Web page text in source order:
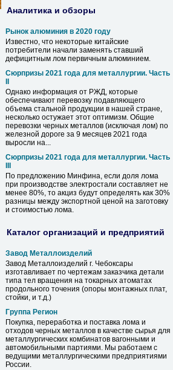
Аналитика и обзоры
Рынок алюминия в 2020 году
Известно, что некоторые китайские
потребители начали заменять ставший
дефицитным лом первичным алюминием.
Сюрпризы 2021 года для металлургии. Часть
Однако информация от РЖД, которые
обеспечивают перевозку подавляющего
объема стальной продукции в нашей стране,
несколько остужает этот оптимизм. Общие
перевозки черных металлов (исключая лом) по
железной дороге за 9 месяцев 2021 года
выросли на...
Сюрпризы 2021 года для металлургии. Часть
По предложению Минфина, если доля лома
при производстве электростали составляет не
менее 80%, то акциз будут определять как 30%
разницы между экспортной ценой на заготовку
и стоимостью лома.
Каталог организаций и предприятий
Завод Металлоизделий
Завод Металлоизделий г. Чебоксары
изготавливает по чертежам заказчика детали
типа тел вращения на токарных атоматах
продольного точения (опоры монтажных плат,
стойки, и т.д.)
Группа Регион
Покупка, переработка и поставка лома и
отходов черных металлов в качестве сырья для
металлургических комбинатов вагонными и
автомобильными партиями. Мы работаем с
ведущими металлургическими предприятиями
России.